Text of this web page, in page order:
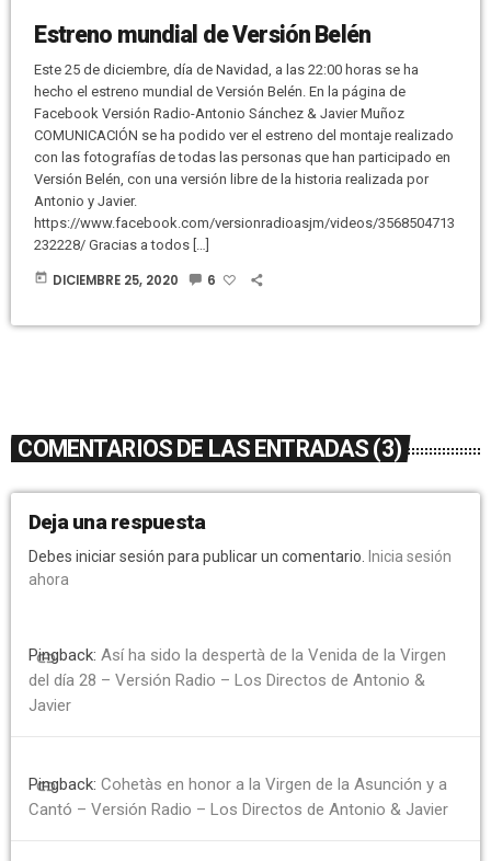
Estreno mundial de Versión Belén
Este 25 de diciembre, día de Navidad, a las 22:00 horas se ha
hecho el estreno mundial de Versión Belén. En la página de
Facebook Versión Radio-Antonio Sánchez & Javier Muñoz
COMUNICACIÓN se ha podido ver el estreno del montaje realizado
con las fotografías de todas las personas que han participado en
Versión Belén, con una versión libre de la historia realizada por
Antonio y Javier.
https://www.facebook.com/versionradioasjm/videos/3568504713
232228/ Gracias a todos […]
today DICIEMBRE 25, 2020 6
COMENTARIOS DE LAS ENTRADAS (3)
Deja una respuesta
Debes iniciar sesión para publicar un comentario.
Inicia sesión
ahora
link
Pingback: Así ha sido la despertà de la Venida de la Virgen
del día 28 – Versión Radio – Los Directos de Antonio &
Javier
link
Pingback: Cohetàs en honor a la Virgen de la Asunción y a
Cantó – Versión Radio – Los Directos de Antonio & Javier